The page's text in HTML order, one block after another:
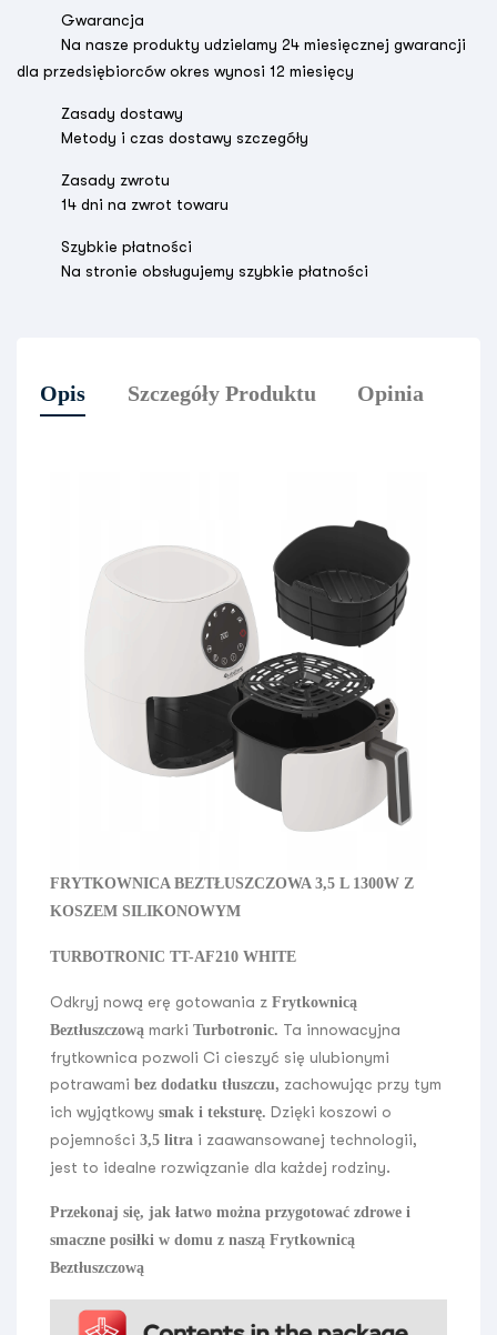
Gwarancja
Na nasze produkty udzielamy 24 miesięcznej gwarancji
dla przedsiębiorców okres wynosi 12 miesięcy
Zasady dostawy
Metody i czas dostawy szczegóły
Zasady zwrotu
14 dni na zwrot towaru
Szybkie płatności
Na stronie obsługujemy szybkie płatności
Opis Szczegóły Produktu Opinia
FRYTKOWNICA BEZTŁUSZCZOWA 3,5 L 1300W Z
KOSZEM SILIKONOWYM
TURBOTRONIC TT-AF210 WHITE
Odkryj nową erę gotowania z Frytkownicą
Beztłuszczową marki Turbotronic. Ta innowacyjna
frytkownica pozwoli Ci cieszyć się ulubionymi
potrawami bez dodatku tłuszczu, zachowując przy tym
ich wyjątkowy smak i teksturę. Dzięki koszowi o
pojemności 3,5 litra i zaawansowanej technologii,
jest to idealne rozwiązanie dla każdej rodziny.
Przekonaj się, jak łatwo można przygotować zdrowe i
smaczne posiłki w domu z naszą Frytkownicą
Beztłuszczową